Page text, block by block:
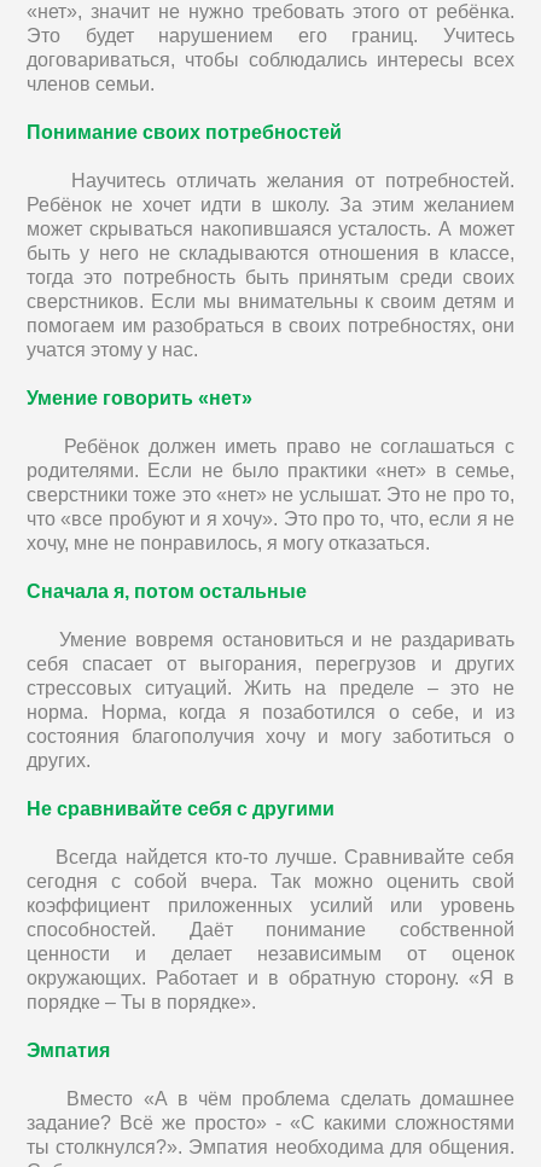
«нет», значит не нужно требовать этого от ребёнка.
Это будет нарушением его границ. Учитесь
договариваться, чтобы соблюдались интересы всех
членов семьи.
Понимание своих потребностей
Научитесь отличать желания от потребностей.
Ребёнок не хочет идти в школу. За этим желанием
может скрываться накопившаяся усталость. А может
быть у него не складываются отношения в классе,
тогда это потребность быть принятым среди своих
сверстников. Если мы внимательны к своим детям и
помогаем им разобраться в своих потребностях, они
учатся этому у нас.
Умение говорить «нет»
Ребёнок должен иметь право не соглашаться с
родителями. Если не было практики «нет» в семье,
сверстники тоже это «нет» не услышат. Это не про то,
что «все пробуют и я хочу». Это про то, что, если я не
хочу, мне не понравилось, я могу отказаться.
Сначала я, потом остальные
Умение вовремя остановиться и не раздаривать
себя спасает от выгорания, перегрузов и других
стрессовых ситуаций. Жить на пределе – это не
норма. Норма, когда я позаботился о себе, и из
состояния благополучия хочу и могу заботиться о
других.
Не сравнивайте себя с другими
Всегда найдется кто-то лучше. Сравнивайте себя
сегодня с собой вчера. Так можно оценить свой
коэффициент приложенных усилий или уровень
способностей. Даёт понимание собственной
ценности и делает независимым от оценок
окружающих. Работает и в обратную сторону. «Я в
порядке – Ты в порядке».
Эмпатия
Вместо «А в чём проблема сделать домашнее
задание? Всё же просто» - «С какими сложностями
ты столкнулся?». Эмпатия необходима для общения.